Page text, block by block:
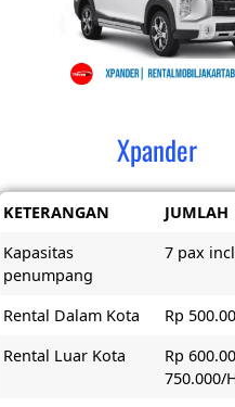
Xpander
KETERANGAN
JUMLAH
Kapasitas
penumpang
7 pax
Rental Dalam Kota
Rp
Rental Luar Kota
Rp
750.000/